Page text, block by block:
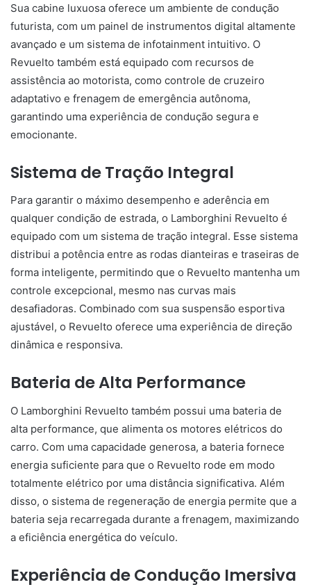
Sua cabine luxuosa oferece um ambiente de condução
futurista, com um painel de instrumentos digital altamente
avançado e um sistema de infotainment intuitivo. O
Revuelto também está equipado com recursos de
assistência ao motorista, como controle de cruzeiro
adaptativo e frenagem de emergência autônoma,
garantindo uma experiência de condução segura e
emocionante.
Sistema de Tração Integral
Para garantir o máximo desempenho e aderência em
qualquer condição de estrada, o Lamborghini Revuelto é
equipado com um sistema de tração integral. Esse sistema
distribui a potência entre as rodas dianteiras e traseiras de
forma inteligente, permitindo que o Revuelto mantenha um
controle excepcional, mesmo nas curvas mais
desafiadoras. Combinado com sua suspensão esportiva
ajustável, o Revuelto oferece uma experiência de direção
dinâmica e responsiva.
Bateria de Alta Performance
O Lamborghini Revuelto também possui uma bateria de
alta performance, que alimenta os motores elétricos do
carro. Com uma capacidade generosa, a bateria fornece
energia suficiente para que o Revuelto rode em modo
totalmente elétrico por uma distância significativa. Além
disso, o sistema de regeneração de energia permite que a
bateria seja recarregada durante a frenagem, maximizando
a eficiência energética do veículo.
Experiência de Condução Imersiva